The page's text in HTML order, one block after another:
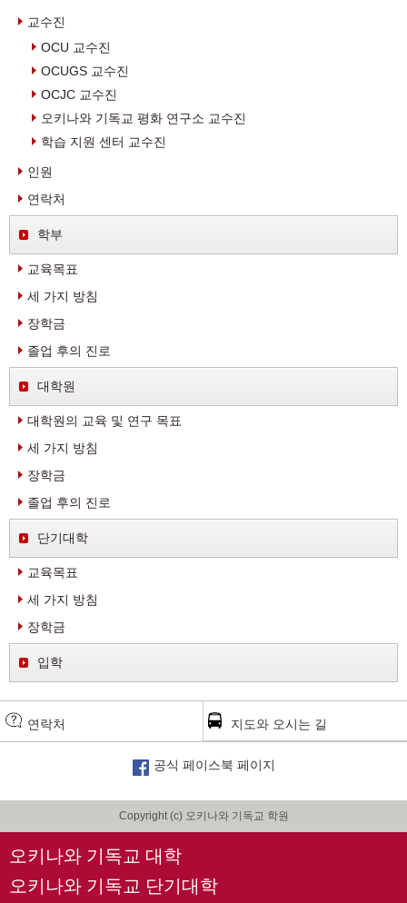
교수진
OCU 교수진
OCUGS 교수진
OCJC 교수진
오키나와 기독교 평화 연구소 교수진
학습 지원 센터 교수진
인원
연락처
학부
교육목표
세 가지 방침
장학금
졸업 후의 진로
대학원
대학원의 교육 및 연구 목표
세 가지 방침
장학금
졸업 후의 진로
단기대학
교육목표
세 가지 방침
장학금
입학
연락처 지도와 오시는 길
공식 페이스북 페이지
Copyright (c) 오키나와 기독교 학원
오키나와 기독교 대학
오키나와 기독교 단기대학